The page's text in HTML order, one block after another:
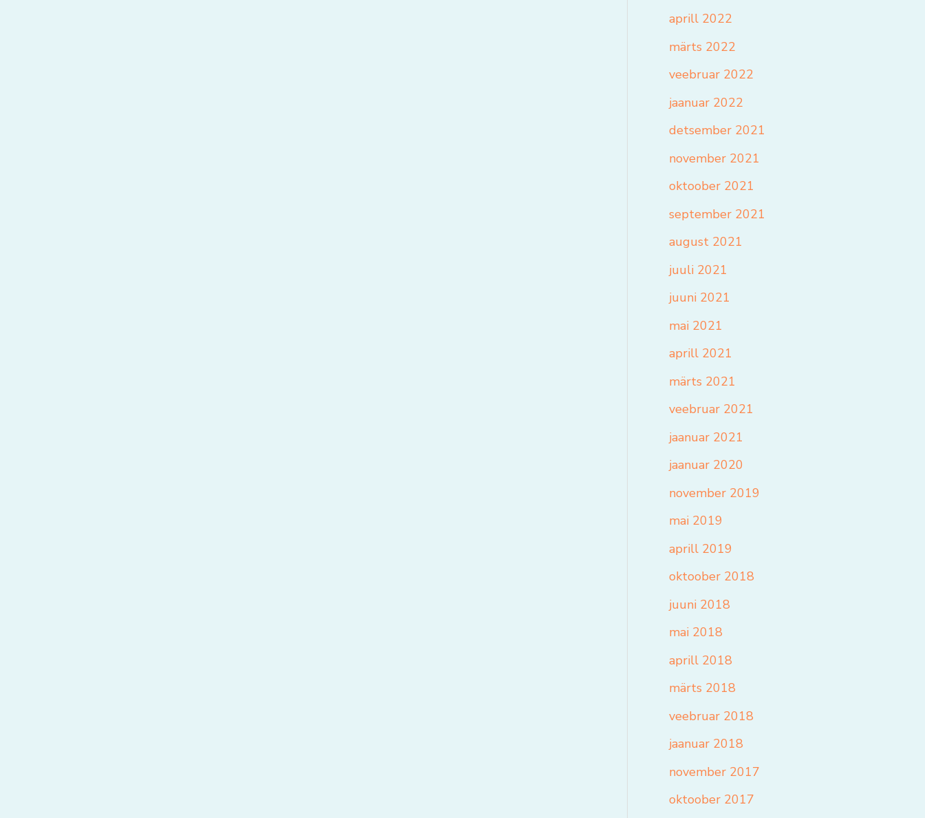
aprill 2022
märts 2022
veebruar 2022
jaanuar 2022
detsember 2021
november 2021
oktoober 2021
september 2021
august 2021
juuli 2021
juuni 2021
mai 2021
aprill 2021
märts 2021
veebruar 2021
jaanuar 2021
jaanuar 2020
november 2019
mai 2019
aprill 2019
oktoober 2018
juuni 2018
mai 2018
aprill 2018
märts 2018
veebruar 2018
jaanuar 2018
november 2017
oktoober 2017